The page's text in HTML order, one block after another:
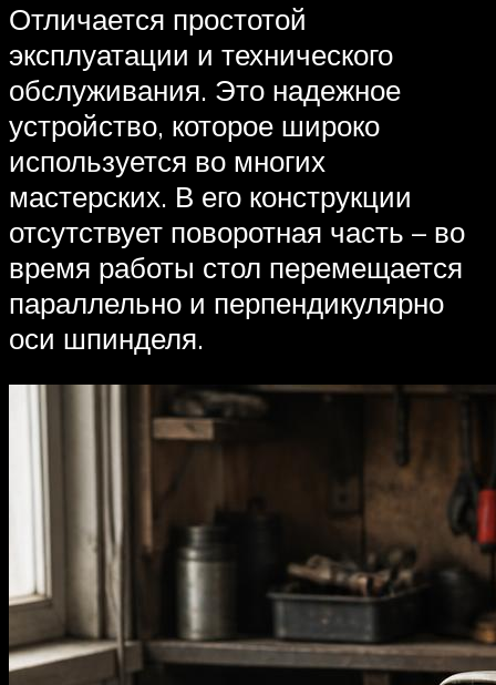
Отличается простотой
эксплуатации и технического
обслуживания. Это надежное
устройство, которое широко
используется во многих
мастерских. В его конструкции
отсутствует поворотная часть – во
время работы стол перемещается
параллельно и перпендикулярно
оси шпинделя.